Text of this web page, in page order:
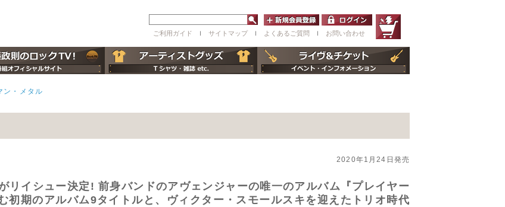
ご利用ガイド ｌ サイトマップ ｌ よくあるご質問 ｌ お問い合わせ
ン・メタル
2020年1月24日発売
リイシュー決定! 前身バンドのアヴェンジャーの唯一のアルバム『プレイヤー
初期のアルバム9タイトルと、ヴィクター・スモールスキを迎えたトリオ時代